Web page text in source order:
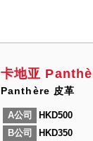
卡地亚
Panthère 皮革
A公司
HKD500
B公司
HKD350